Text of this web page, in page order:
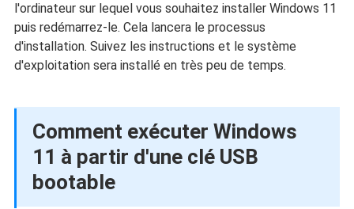
l'ordinateur sur lequel vous souhaitez installer Windows 11
puis redémarrez-le. Cela lancera le processus
d'installation. Suivez les instructions et le système
d'exploitation sera installé en très peu de temps.
Comment exécuter Windows
11 à partir d'une clé USB
bootable